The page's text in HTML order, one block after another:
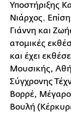
Υποστήριξης
Νιάρχος.
Γιάννη και
ατομικές
και έχει
Μουσικής,
Σύγχρονης
Βορρέ,
Βουλή